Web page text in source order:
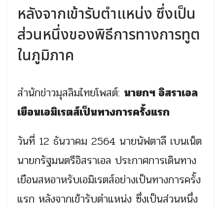
หลังจากเข้ารับตำแหน่ง ซึ่งเป็น
ส่วนหนึ่งของพิธีการทางการทูต
ในภูมิภาค
สำนักข่าวมุสลิมไทยโพสต์: นายกฯ อิสราเอล
เยือนเอมิเรตส์เป็นทางการครั้งแรก
วันที่ 12 ธันวาคม 2564 นายนัฟตาลี เบนเน็ต
นายกรัฐมนตรีอิสราเอล ประกาศการเดินทาง
เยือนสหอาหรับเอมิเรตส์อย่างเป็นทางการครั้ง
แรก หลังจากเข้ารับตำแหน่ง ซึ่งเป็นส่วนหนึ่ง